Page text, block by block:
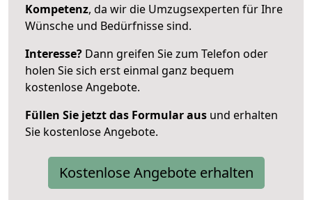
Kompetenz, da wir die Umzugsexperten für Ihre
Wünsche und Bedürfnisse sind.
Interesse? Dann greifen Sie zum Telefon oder
holen Sie sich erst einmal ganz bequem
kostenlose Angebote.
Füllen Sie jetzt das Formular aus und erhalten
Sie kostenlose Angebote.
Kostenlose Angebote erhalten